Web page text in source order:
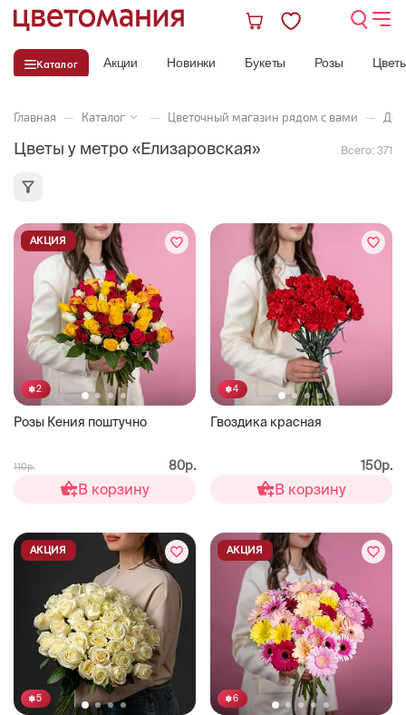
Каталог Акции Новинки Букеты Розы
Главная — Каталог — Цветочный магазин рядом с вами —
Цветы у метро «Елизаровская» Всего: 371
2
Розы Кения поштучно
АКЦИЯ
110р. 80р.
В корзину
4
Гвоздика красная
150р.
В корзину
5
АКЦИЯ
6
АКЦИЯ